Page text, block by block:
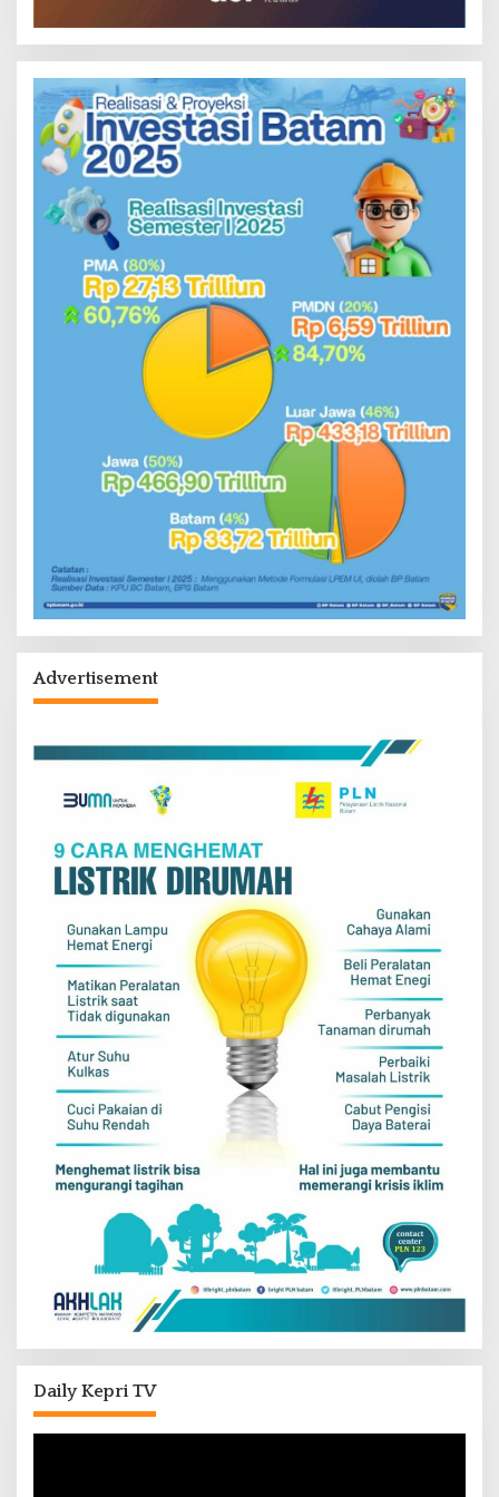
Advertisement
Daily Kepri TV